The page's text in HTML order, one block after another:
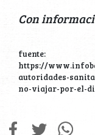
fuente:
https://
autoridades-